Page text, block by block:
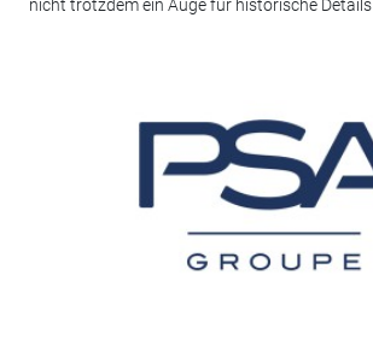
nicht trotzdem ein Auge für historische Details